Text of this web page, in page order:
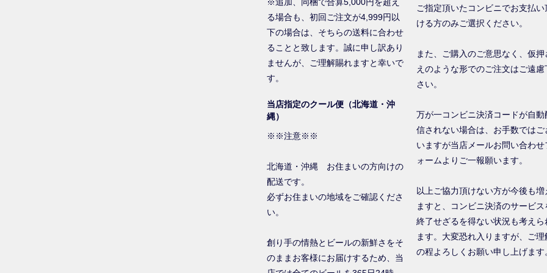
る場合も、初回ご注文が4,999円以
下の場合は、そちらの送料に合わせ
ることと致します。誠に申し訳あり
ませんが、ご理解賜れますと幸いで
す。
当店指定のクール便（北海道・沖
縄）
※※注意※※
北海道・沖縄 お住まいの方向けの
配送です。
必ずお住まいの地域をご確認くださ
い。
創り手の情熱とビールの新鮮さをそ
のままお客様にお届けするため、当
ご指定頂いたコンビニでお支払い
ける方のみご選択ください。
また、ご購入のご意思なく、仮押
えのような形でのご注文はご遠慮
さい。
万が一コンビニ決済コードが自動
信されない場合は、お手数ではご
いますが当店メールお問い合わせ
ォームよりご一報願います。
以上ご協力頂けない方が今後も増
ますと、コンビニ決済のサービス
終了せざるを得ない状況も考えら
ます。大変恐れ入りますが、ご理
の程よろしくお願い申し上げます